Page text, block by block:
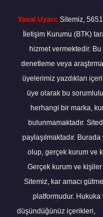
Yasal Uyarı: Sitemiz,
İletişim Kurumu (BTK)
hizmet vermektedir.
denetleme veya
üyelerimiz yazdıkları
üye olarak bu
herhangi bir marka,
bulunmamaktadır.
paylaşılmaktadır.
olup, gerçek kurum ve
Gerçek kurum ve
Sitemiz, kar amacı
platformudur. Hukuka
düşündüğünüz içerikleri,